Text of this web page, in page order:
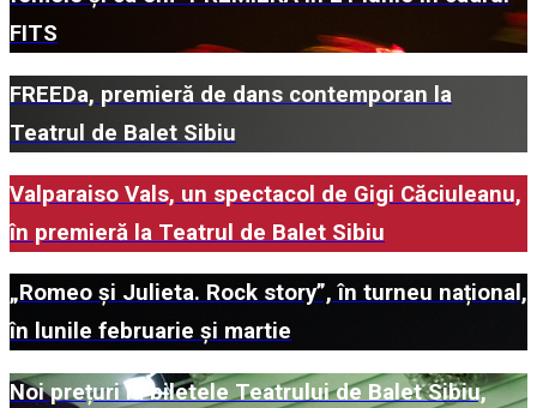
FITS
FREEDa, premieră de dans contemporan la
Teatrul de Balet Sibiu
Valparaiso Vals, un spectacol de Gigi Căciuleanu,
în premieră la Teatrul de Balet Sibiu
„Romeo și Julieta. Rock story”, în turneu național,
în lunile februarie și martie
Noi prețuri la biletele Teatrului de Balet Sibiu,